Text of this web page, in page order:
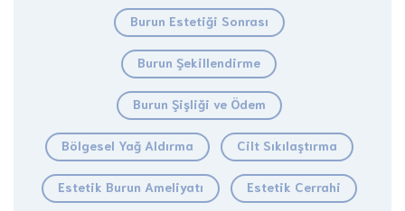
Burun Estetiği Sonrası
Burun Şekillendirme
Burun Şişliği ve Ödem
Bölgesel Yağ Aldırma Cilt Sıkılaştırma
Estetik Burun Ameliyatı Estetik Cerrahi